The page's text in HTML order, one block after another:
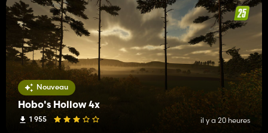
Nouveau
Hobo's Hollow 4x
1 955 il y a 20 heures